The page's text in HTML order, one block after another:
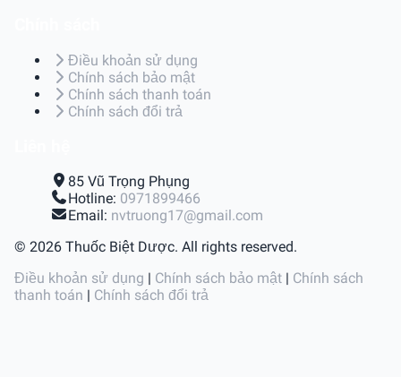
Điều khoản sử dụng
Chính sách bảo mật
Chính sách thanh toán
Chính sách đổi trả
85 Vũ Trọng Phụng
Hotline: 0971899466
Email: nvtruong17@gmail.com
© 2026 Thuốc Biệt Dược. All rights reserved.
Điều khoản sử dụng | Chính sách bảo mật | Chính sách
thanh toán | Chính sách đổi trả